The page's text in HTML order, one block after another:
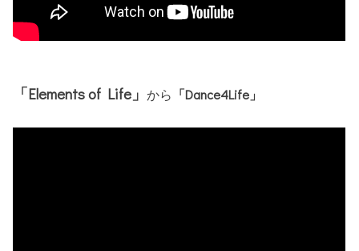
「Elements of Life」から 「Dance4Life」